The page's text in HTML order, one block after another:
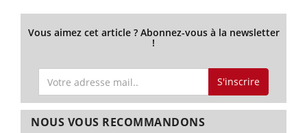
Vous aimez cet article ? Abonnez-vous à la newsletter
!
S'inscrire
NOUS VOUS RECOMMANDONS